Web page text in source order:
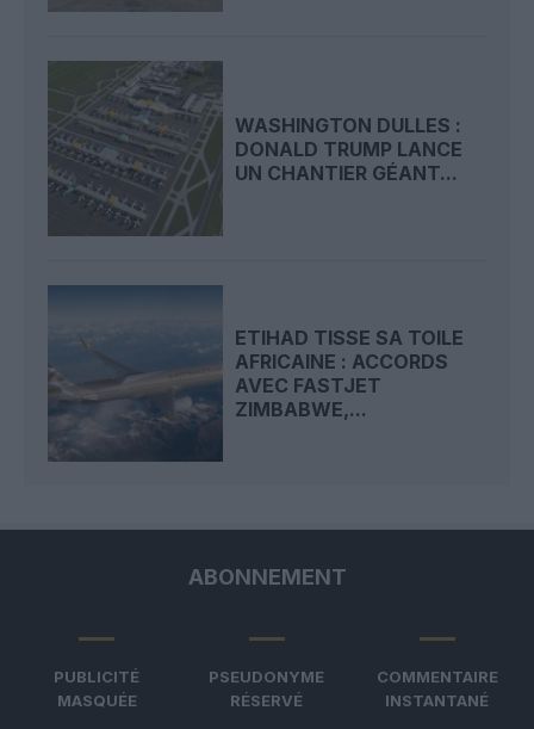
WASHINGTON DULLES :
DONALD TRUMP LANCE
UN CHANTIER GÉANT...
ETIHAD TISSE SA TOILE
AFRICAINE : ACCORDS
AVEC FASTJET
ZIMBABWE,...
ABONNEMENT
PUBLICITÉ
MASQUÉE
PSEUDONYME
RÉSERVÉ
COMMENTAIRE
INSTANTANÉ